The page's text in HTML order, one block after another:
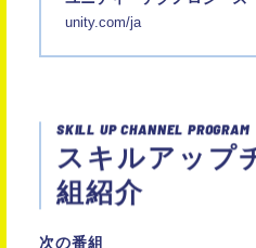
unity.com/ja
SKILL UP CHANNEL PROGRAM
スキルアップ
組紹介